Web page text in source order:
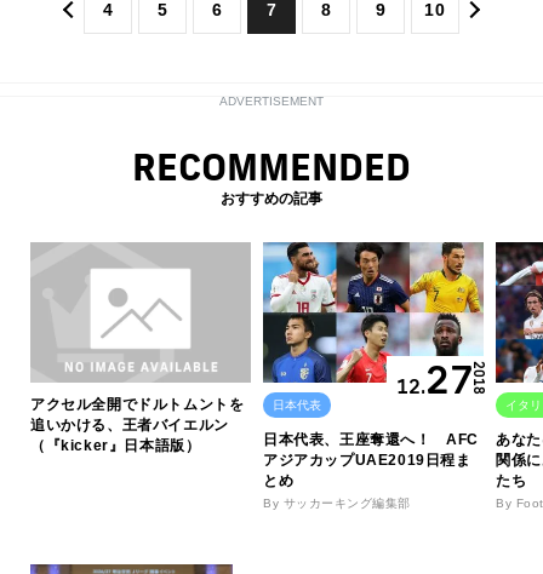
4 5 6 7 8 9 10
ADVERTISEMENT
RECOMMENDED
おすすめの記事
アクセル全開でドルトムントを
追いかける、王者バイエルン
（『kicker』日本語版）
12.272018
日本代表
日本代表、王座奪還へ！ AFC
アジアカップUAE2019日程ま
とめ
By サッカーキング編集部
イタ
あな
関係
たち
By